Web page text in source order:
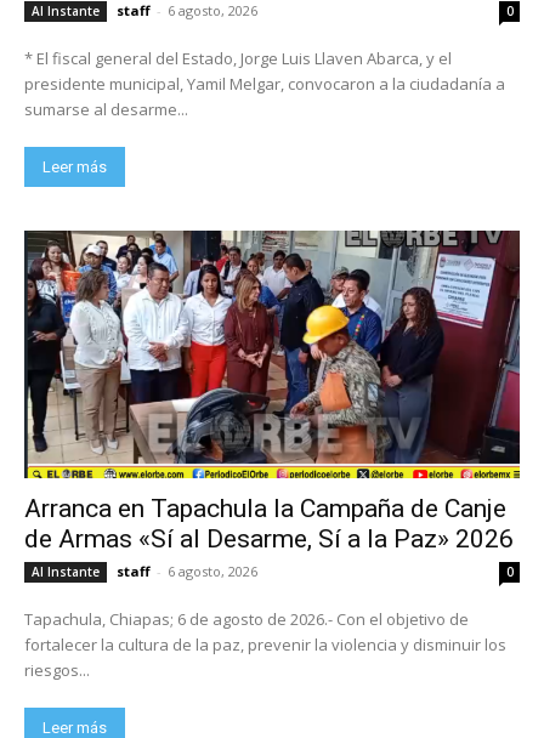
Al Instante staff - 6 agosto, 2026 0
* El fiscal general del Estado, Jorge Luis Llaven Abarca, y el
presidente municipal, Yamil Melgar, convocaron a la ciudadanía a
sumarse al desarme...
Leer más
Arranca en Tapachula la Campaña de Canje
de Armas «Sí al Desarme, Sí a la Paz» 2026
Al Instante staff - 6 agosto, 2026 0
Tapachula, Chiapas; 6 de agosto de 2026.- Con el objetivo de
fortalecer la cultura de la paz, prevenir la violencia y disminuir los
riesgos...
Leer más